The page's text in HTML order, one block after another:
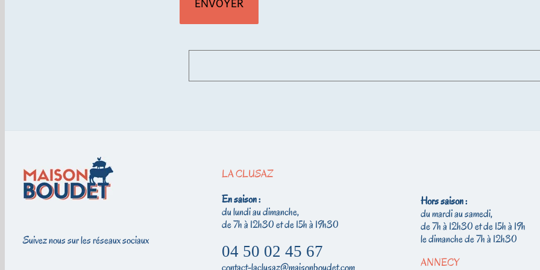
Suivez nous sur les réseaux sociaux
LA CLUSAZ
En saison :
du lundi au dimanche,
de 7h à 12h30 et de 15h à 19h30
04 50 02 45 67
contact-laclusaz@maisonboudet.com
Hors saison :
du mardi au samedi,
de 7h à 12h30 et de 15h à 19h
le dimanche de 7h à 12h30
ANNECY